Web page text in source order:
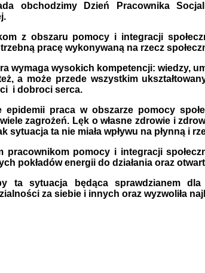
obchodzimy Dzień Pracownika
z obszaru pomocy i integracji
pracę wykonywaną na rzecz
wymaga wysokich kompetencji: wiedzy,
a może przede wszystkim
i dobroci serca.
epidemii praca w obszarze pomocy
zagrożeń. Lęk o własne zdrowie i
sytuacja ta nie miała wpływu na płynną i
pracownikom pomocy i integracji
pokładów energii do działania oraz
ta sytuacja będąca sprawdzianem
za siebie i innych oraz wyzwoliła